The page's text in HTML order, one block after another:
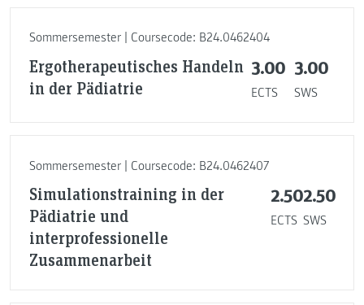
Sommersemester | Coursecode: B24.0462404
Ergotherapeutisches Handeln
in der Pädiatrie
3.00
ECTS
3.00
SWS
Sommersemester | Coursecode: B24.0462407
Simulationstraining in der
Pädiatrie und
interprofessionelle
Zusammenarbeit
2.50
ECTS
2.50
SWS